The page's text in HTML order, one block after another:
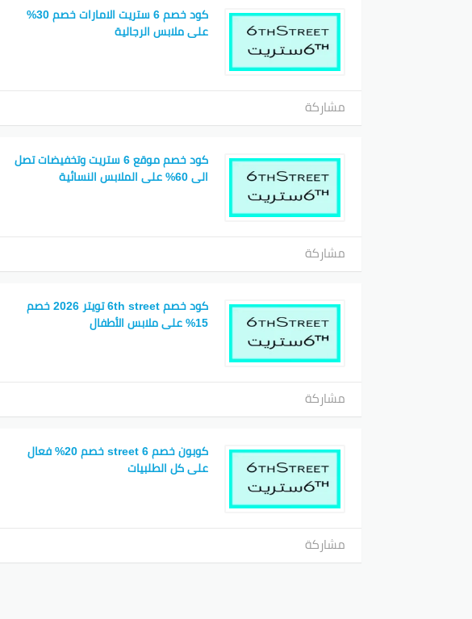
كود خصم 6 ستريت الامارات خصم 30%
على ملابس الرجالية
مشاركة
كود خصم موقع 6 ستريت وتخفيضات تصل
الى 60% على الملابس النسائية
مشاركة
كود خصم 6th street تويتر 2026 خصم
15% على ملابس الأطفال
مشاركة
كوبون خصم 6 street خصم 20% فعال
على كل الطلبيات
مشاركة